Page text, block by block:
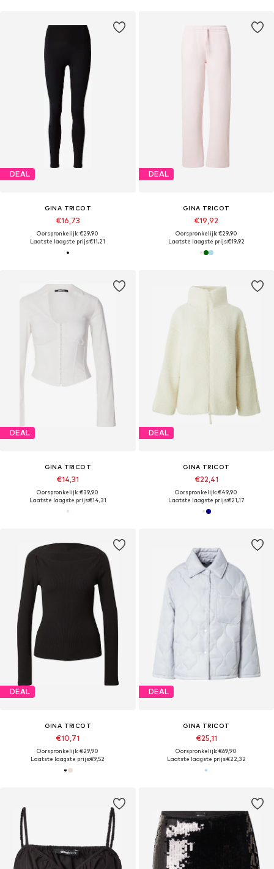
DEAL
GINA TRICOT
€16,73
Oorspronkelijk: €29,90
Laatste laagste prijs:€11,21
DEAL
GINA TRICOT
€19,92
Oorspronkelijk: €29,90
Laatste laagste prijs:€19,92
DEAL
GINA TRICOT
€14,31
Oorspronkelijk: €39,90
Laatste laagste prijs:€14,31
DEAL
GINA TRICOT
€22,41
Oorspronkelijk: €49,90
Laatste laagste prijs:€21,17
DEAL
GINA TRICOT
€10,71
Oorspronkelijk: €29,90
Laatste laagste prijs:€9,52
DEAL
GINA TRICOT
€25,11
Oorspronkelijk: €69,90
Laatste laagste prijs:€22,32